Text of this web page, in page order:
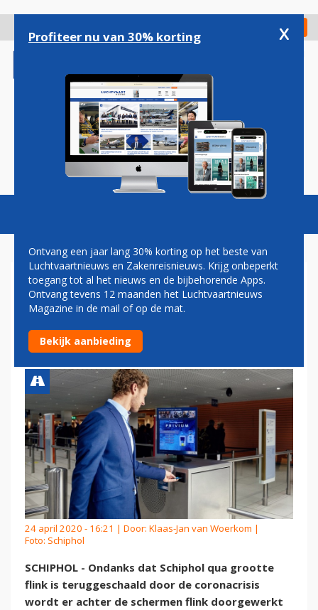
gaan
Check in
Magazine Podcasts Vacatures
PRIVIUM WERKT TIJDENS
CORONACRISIS AAN
VERBETERING PRODUCT
24 april 2020 - 16:21 | Door: Klaas-Jan van Woerkom |
Foto: Schiphol
SCHIPHOL - Ondanks dat Schiphol qua grootte
flink is teruggeschaald door de coronacrisis
wordt er achter de schermen flink doorgewerkt
Profiteer nu van 30% korting x
Ontvang een jaar lang 30% korting op het beste van
Luchtvaartnieuws en Zakenreisnieuws. Krijg onbeperkt
toegang tot al het nieuws en de bijbehorende Apps.
Ontvang tevens 12 maanden het Luchtvaartnieuws
Magazine in de mail of op de mat.
Bekijk aanbieding